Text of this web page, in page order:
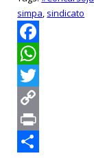
simpa, sindicato
Facebook
WhatsApp
Twitter
Copy
Link
Print